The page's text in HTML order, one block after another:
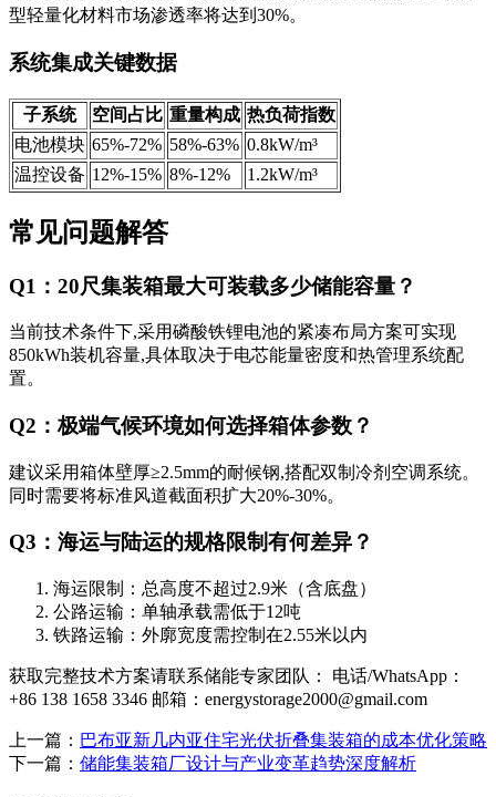
型轻量化材料市场渗透率将达到30%。
系统集成关键数据
子系统 空间占比 重量构成 热负荷指数
电池模块 65%-72% 58%-63% 0.8kW/m³
温控设备 12%-15% 8%-12% 1.2kW/m³
常见问题解答
Q1：20尺集装箱最大可装载多少储能容量？
当前技术条件下,采用磷酸铁锂电池的紧凑布局方案可实现
850kWh装机容量,具体取决于电芯能量密度和热管理系统配
置。
Q2：极端气候环境如何选择箱体参数？
建议采用箱体壁厚≥2.5mm的耐候钢,搭配双制冷剂空调系统。
同时需要将标准风道截面积扩大20%-30%。
Q3：海运与陆运的规格限制有何差异？
海运限制：总高度不超过2.9米（含底盘）
公路运输：单轴承载需低于12吨
铁路运输：外廓宽度需控制在2.55米以内
获取完整技术方案请联系储能专家团队： 电话/WhatsApp：
+86 138 1658 3346 邮箱： energystorage2000@gmail.com
上一篇： 巴布亚新几内亚住宅光伏折叠集装箱的成本优化策略
下一篇： 储能集装箱厂设计与产业变革趋势深度解析